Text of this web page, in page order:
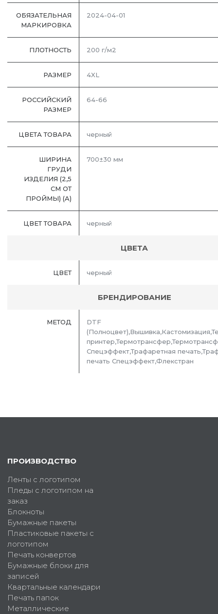
ОБЯЗАТЕЛЬНАЯ
МАРКИРОВКА
2024-04-01
ПЛОТНОСТЬ 200 г/м2
РАЗМЕР 4XL
РОССИЙСКИЙ
РАЗМЕР
64-66
ЦВЕТА ТОВАРА черный
ШИРИНА
ГРУДИ
ИЗДЕЛИЯ (2,5
СМ ОТ
ПРОЙМЫ) (A)
700±30 мм
ЦВЕТ ТОВАРА черный
ЦВЕТА
ЦВЕТ черный
БРЕНДИРОВАНИЕ
МЕТОД
DTF
Спецэффект,Трафаретная
печать Спецэффект,Флекстран
ПРОИЗВОДСТВО
Ленты с логотипом
Пледы с логотипом на
заказ
Блокноты
Бумажные пакеты
Пластиковые пакеты с
логотипом
Печать конвертов
Бумажные блоки для
записей
Квартальные календари
Печать папок
Металлические